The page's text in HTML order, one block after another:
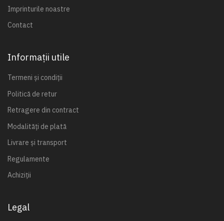
Imprinturile noastre
Contact
Informații utile
Termeni și condiții
Politică de retur
Retragere din contract
Modalități de plată
Livrare și transport
Regulamente
Achiziții
Legal